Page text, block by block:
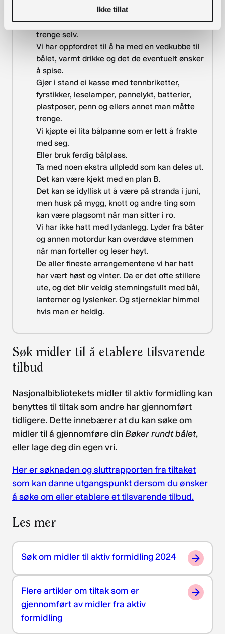
Ikke tillat
Vi har henvist til BUA for lån av utstyr, og
deltakerne har lånt og tatt med det de måtte
trenge selv.
Vi har oppfordret til å ha med en vedkubbe til
bålet, varmt drikke og det de eventuelt ønsker
å spise.
Gjør i stand ei kasse med tennbriketter,
fyrstikker, leselamper, pannelykt, batterier,
plastposer, penn og ellers annet man måtte
trenge.
Vi kjøpte ei lita bålpanne som er lett å frakte
med seg.
Eller bruk ferdig bålplass.
Ta med noen ekstra ullpledd som kan deles ut.
Det kan være kjekt med en plan B.
Det kan se idyllisk ut å være på stranda i juni,
men husk på mygg, knott og andre ting som
kan være plagsomt når man sitter i ro.
Vi har ikke hatt med lydanlegg. Lyder fra båter
og annen motordur kan overdøve stemmen
når man forteller og leser høyt.
De aller fineste arrangementene vi har hatt
har vært høst og vinter. Da er det ofte stillere
ute, og det blir veldig stemningsfullt med bål,
lanterner og lyslenker. Og stjerneklar himmel
hvis man er heldig.
Søk midler til å etablere tilsvarende
tilbud
Nasjonalbibliotekets midler til aktiv formidling kan
benyttes til tiltak som andre har gjennomført
tidligere. Dette innebærer at du kan søke om
midler til å gjennomføre dinBøker rundt bålet,
eller lage deg din egen vri.
Her er søknaden og sluttrapporten fra tiltaket
som kan danne utgangspunkt dersom du ønsker
å søke om eller etablere et tilsvarende tilbud.
Les mer
Søk om midler til aktiv formidling 2024
Flere artikler om tiltak som er
gjennomført av midler fra aktiv
formidling